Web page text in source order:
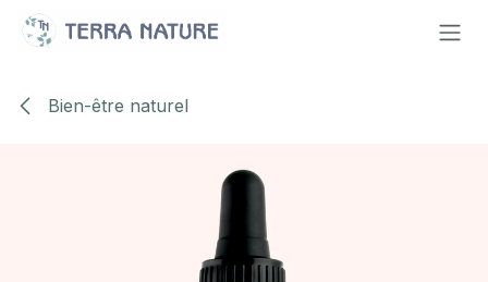
Se rendre au contenu
Bien-être naturel